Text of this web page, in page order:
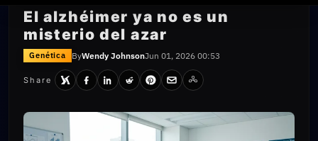
El alzhéimer ya no es un
misterio del azar
Genética ByWendy JohnsonJun 01, 2026 00:53
Share